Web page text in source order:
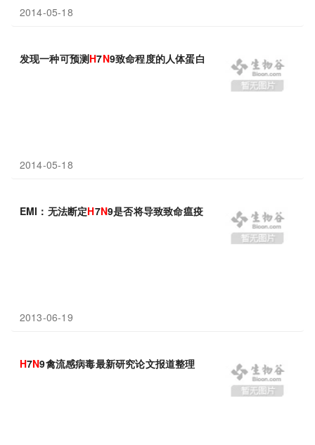
2014-05-18
发现一种可预测H7N9致命程度的人体蛋白
2014-05-18
EMI：无法断定H7N9是否将导致致命瘟疫
2013-06-19
H7N9禽流感病毒最新研究论文报道整理